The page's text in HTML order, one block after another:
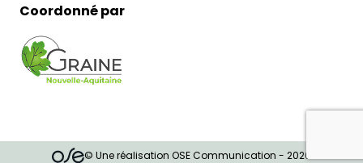
Coordonné par
© Une réalisation OSE Communication - 2026